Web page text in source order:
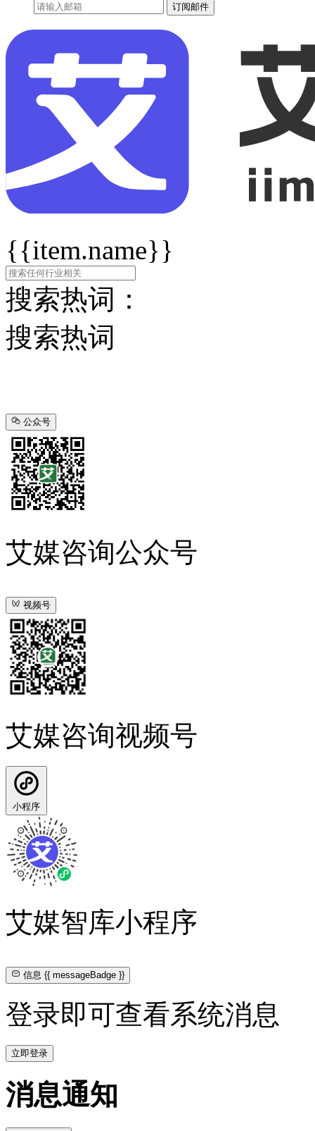
订阅邮件
{{item.name}}
搜索热词：
搜索热词
公众号
艾媒咨询公众号
视频号
艾媒咨询视频号
小程序
艾媒智库小程序
信息{{ messageBadge }}
登录即可查看系统消息
立即登录
消息通知